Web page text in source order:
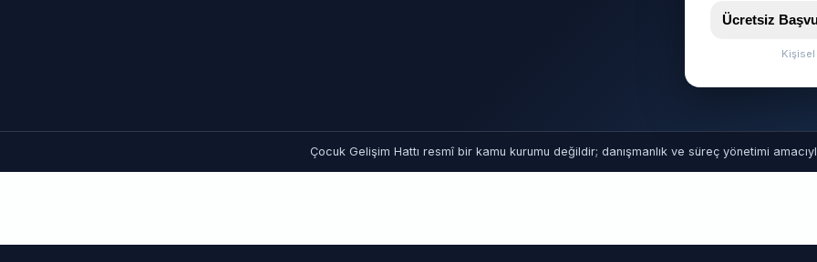
Ücretsiz
Kişisel
Çocuk Gelişim Hattı resmî bir kamu kurumu değildir; danışmanlık ve süreç yönetimi